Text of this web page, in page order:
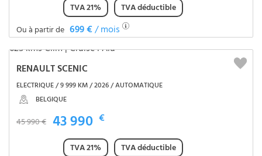
TVA 21%
TVA déductible
Ou à partir de 699 €/ mois
RENAULT SCENIC
ELECTRIQUE / 9 999 KM / 2026 / AUTOMATIQUE
BELGIQUE
45 990 € 43 990 €
TVA 21%
TVA déductible